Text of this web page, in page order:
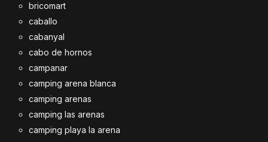
bricomart
caballo
cabanyal
cabo de hornos
campanar
camping arena blanca
camping arenas
camping las arenas
camping playa la arena